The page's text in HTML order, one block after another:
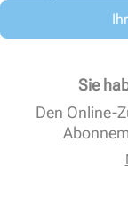
Sie
Den Online-